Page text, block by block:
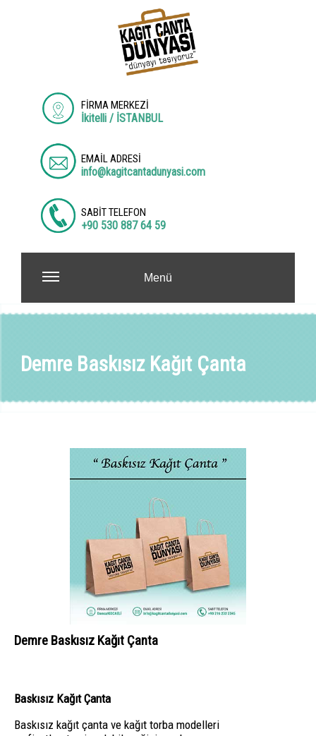
FİRMA MERKEZİ
İkitelli / İSTANBUL
EMAİL ADRESİ
info@kagitcantadunyasi.com
SABİT TELEFON
+90 530 887 64 59
Menü
Demre Baskısız Kağıt Çanta
Demre Baskısız Kağıt Çanta
Baskısız Kağıt Çanta
Baskısız kağıt çanta ve kağıt torba modelleri